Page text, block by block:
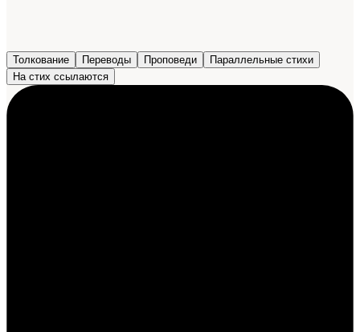
Толкование Переводы Проповеди
Параллельные стихи
На стих ссылаются